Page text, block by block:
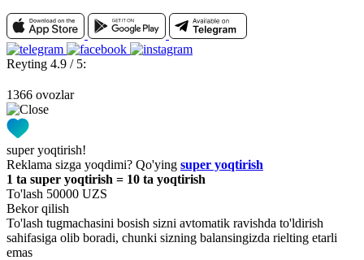
Reyting 4.9 / 5:
1366 ovozlar
super yoqtirish!
Reklama sizga yoqdimi? Qo'ying super yoqtirish
1 ta super yoqtirish = 10 ta yoqtirish
To'lash 50000 UZS
Bekor qilish
To'lash tugmachasini bosish sizni avtomatik ravishda to'ldirish
sahifasiga olib boradi, chunki sizning balansingizda rielting etarli
emas